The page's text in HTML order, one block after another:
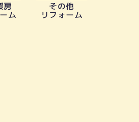
房
ム
その他
リフォーム